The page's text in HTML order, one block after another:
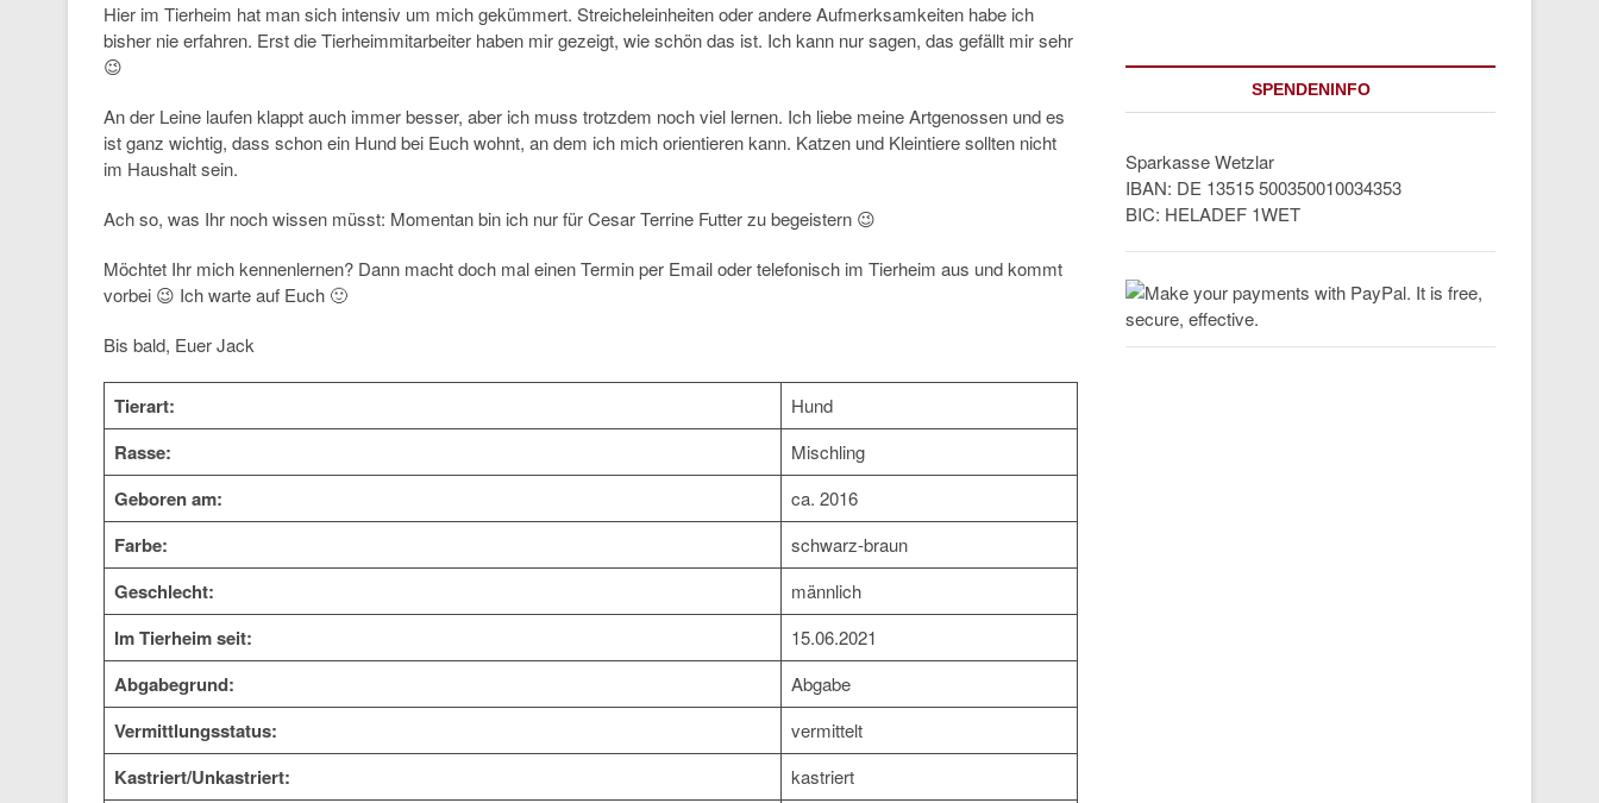
Hier im Tierheim hat man sich intensiv um mich gekümmert. Streicheleinheiten oder andere Aufmerksamkeiten habe ich
bisher nie erfahren. Erst die Tierheimmitarbeiter haben mir gezeigt, wie schön das ist. Ich kann nur sagen, das gefällt mir sehr
😉
An der Leine laufen klappt auch immer besser, aber ich muss trotzdem noch viel lernen. Ich liebe meine Artgenossen und es
ist ganz wichtig, dass schon ein Hund bei Euch wohnt, an dem ich mich orientieren kann. Katzen und Kleintiere sollten nicht
im Haushalt sein.
Ach so, was Ihr noch wissen müsst: Momentan bin ich nur für Cesar Terrine Futter zu begeistern 😉
Möchtet Ihr mich kennenlernen? Dann macht doch mal einen Termin per Email oder telefonisch im Tierheim aus und kommt
vorbei 😉 Ich warte auf Euch 🙂
Bis bald, Euer Jack
Tierart: Hund
Rasse: Mischling
Geboren am: ca. 2016
Farbe: schwarz-braun
Geschlecht: männlich
Im Tierheim seit: 15.06.2021
Abgabegrund: Abgabe
Vermittlungsstatus: vermittelt
Kastriert/Unkastriert: kastriert
SPENDENINFO
Sparkasse Wetzlar
IBAN: DE 13515 500350010034353
BIC: HELADEF 1WET